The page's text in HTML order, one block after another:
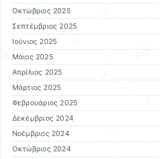
Οκτώβριος 2025
Σεπτέμβριος 2025
Ιούνιος 2025
Μάιος 2025
Απρίλιος 2025
Μάρτιος 2025
Φεβρουάριος 2025
Δεκέμβριος 2024
Νοέμβριος 2024
Οκτώβριος 2024